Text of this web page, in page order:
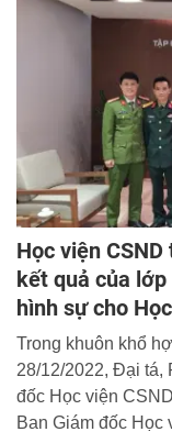
Học viện
kết quả của
hình sự cho
Trong khuôn khổ
28/12/2022, Đại tá,
đốc Học viện
Ban Giám đốc Học